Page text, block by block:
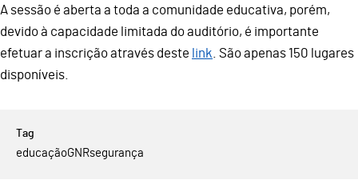
A sessão é aberta a toda a comunidade educativa, porém,
devido à capacidade limitada do auditório, é importante
efetuar a inscrição através deste link . São apenas 150 lugares
disponíveis.
educaçãoGNRsegurança